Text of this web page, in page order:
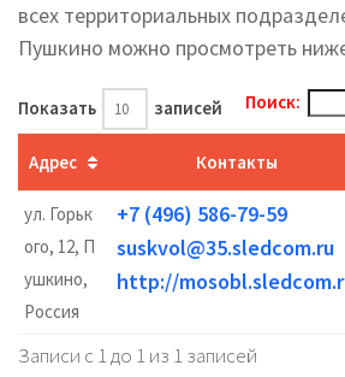
всех территориальных
Пушкино можно просмотреть
Показать записей Поиск:
Адрес Контакты
ул. Горьк
ого, 12, П
ушкино,
Россия
+7 (496) 586-79-59
suskvol@35.sledcom.ru
http://
Записи с 1 до 1 из 1 записей